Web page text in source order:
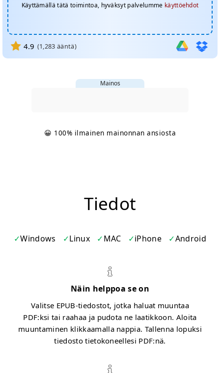
Käyttämällä tätä toimintoa, hyväksyt palvelumme käyttöehdot
4.9 (1,283 ääntä)
Mainos
😀 100% ilmainen mainonnan ansiosta
Tiedot
Windows Linux MAC iPhone Android
Näin helppoa se on
Valitse EPUB-tiedostot, jotka haluat muuntaa
PDF:ksi tai raahaa ja pudota ne laatikkoon. Aloita
muuntaminen klikkaamalla nappia. Tallenna lopuksi
tiedosto tietokoneellesi PDF:nä.